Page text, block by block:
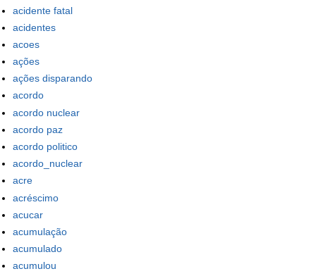
acidente fatal
acidentes
acoes
ações
ações disparando
acordo
acordo nuclear
acordo paz
acordo politico
acordo_nuclear
acre
acréscimo
acucar
acumulação
acumulado
acumulou